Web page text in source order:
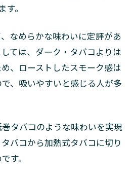
。
なめらかな味わいに定評があ
ては、ダーク・タバコよりは
、ローストしたスモーク感は
、吸いやすいと感じる人が多
タバコのような味わいを実現
バコから加熱式タバコに切り
す。